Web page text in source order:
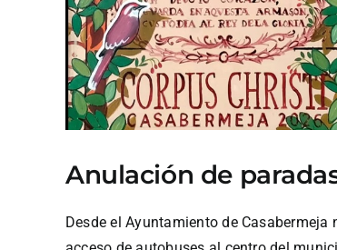
Anulación de
Desde el Ayuntamiento de